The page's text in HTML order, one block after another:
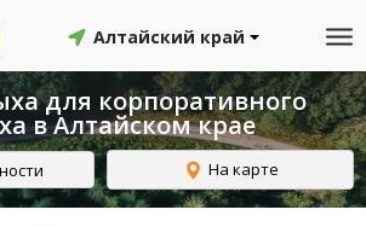
Алтайский край
для корпоративного
в Алтайском крае
На карте